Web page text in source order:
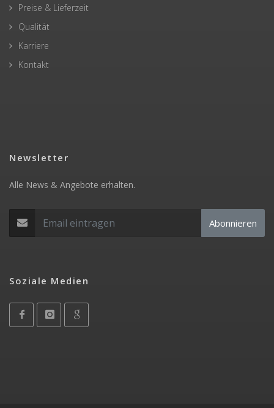
Preise & Lieferzeit
Qualität
Karriere
Kontakt
Newsletter
Alle News & Angebote erhalten.
Abonnieren
Soziale Medien